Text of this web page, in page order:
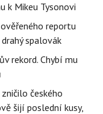
k Mikeu Tysonovi
reportu
spalovák
rekord. Chybí mu
českého
šijí poslední kusy,